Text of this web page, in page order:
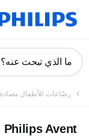
دعم
ما الذي تبحث عنه؟
رضّاعات للأطفال
Philips Avent